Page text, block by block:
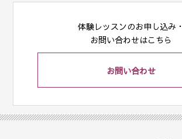
体験レッスンのお申し込み・
お問い合わせはこちら
お問い合わせ